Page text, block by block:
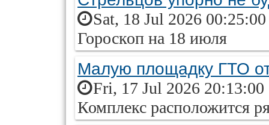
Sat, 18 Jul 2026
Гороскоп на 18 июля
Малую площадку ГТО
Fri, 17 Jul 2026 20:13:00
Комплекс расположится